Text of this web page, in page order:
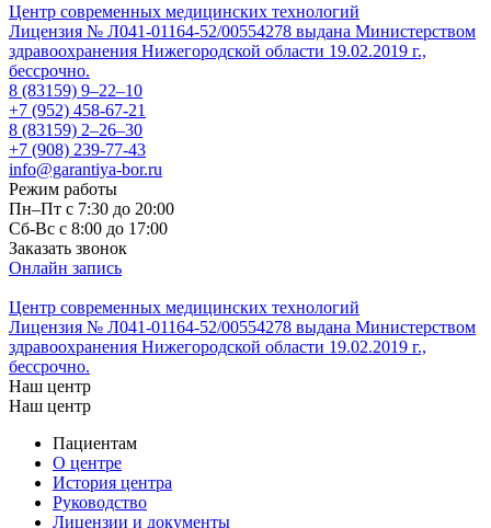
Центр современных медицинских технологий
Лицензия № Л041-01164-52/00554278 выдана Министерством
здравоохранения Нижегородской области 19.02.2019 г.,
бессрочно.
8 (83159) 9–22–10
+7 (952) 458-67-21
8 (83159) 2–26–30
+7 (908) 239-77-43
info@garantiya-bor.ru
Режим работы
Пн–Пт с 7:30 до 20:00
Cб-Вс с 8:00 до 17:00
Заказать звонок
Онлайн запись
Центр современных медицинских технологий
Лицензия № Л041-01164-52/00554278 выдана Министерством
здравоохранения Нижегородской области 19.02.2019 г.,
бессрочно.
Наш центр
Наш центр
Пациентам
О центре
История центра
Руководство
Лицензии и документы